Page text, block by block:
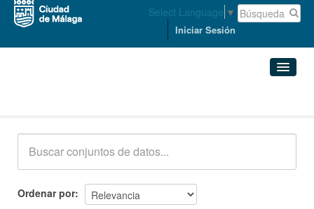
Select Language ▼
Iniciar Sesión
Ordenar por